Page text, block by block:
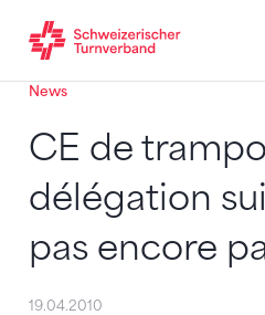
Zum Inhalt springen
Zur Sitemap navigieren
Zum Navigieren dieser
News
CE de
délégation
pas encore
19.04.2010